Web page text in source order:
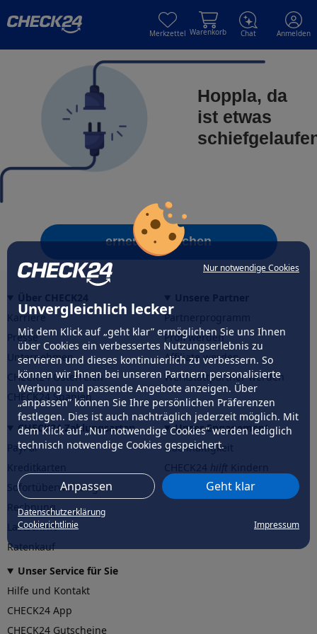
Nur notwendige Cookies
Unvergleichlich lecker
Mit dem Klick auf „geht klar” ermöglichen Sie uns Ihnen
über Cookies ein verbessertes Nutzungserlebnis zu
servieren und dieses kontinuierlich zu verbessern. So
können wir Ihnen bei unseren Partnern personalisierte
Werbung und passende Angebote anzeigen. Über
„anpassen” können Sie Ihre persönlichen Präferenzen
festlegen. Dies ist auch nachträglich jederzeit möglich. Mit
dem Klick auf „Nur notwendige Cookies” werden lediglich
technisch notwendige Cookies gespeichert.
Anpassen Geht klar
Datenschutzerklärung
Cookierichtlinie
Impressum
Merkzettel Warenkorb Chat Anmelden
Hoppla, da
ist etwas
erneut versuchen
Karriere
Presse
Unternehmen
CHECK24 Österreich
CHECK24 Spanien
Partnerprogramm
Profi werden
Affiliate werden
Werkstattpartner werden
CHECK24 Zahlungsarten
PayPal
Sofortüberweisung
Rechnung
Lastschrift
Ratenkauf
Unser Engagement
Nachhaltigkeit
CHECK24hilftder Natur
Unser Service für Sie
Hilfe und Kontakt
CHECK24 App
CHECK24 Gutscheine